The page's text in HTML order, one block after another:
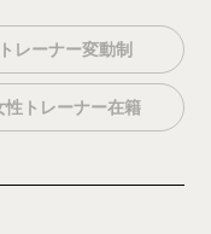
トレーナー変動制
性トレーナー在籍